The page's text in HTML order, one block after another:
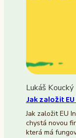
Lukáš Koucký
Jak založit
Jak založit EU
chystá novou
která má